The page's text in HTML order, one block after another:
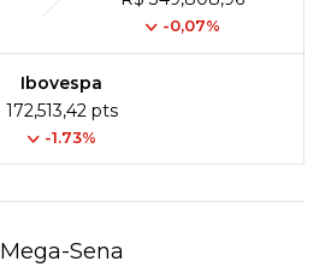
-0,07%
Ibovespa
172,513,42 pts
-1.73%
Mega-Sena